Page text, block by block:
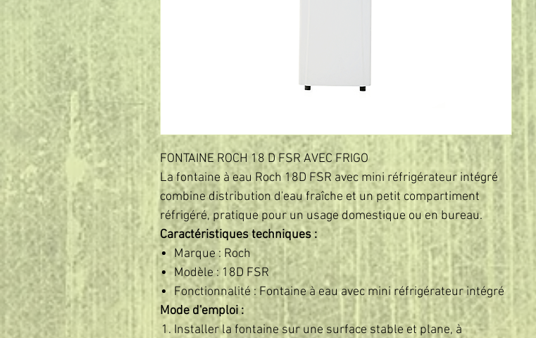
FONTAINE ROCH 18 D FSR AVEC FRIGO
La fontaine à eau Roch 18D FSR avec mini réfrigérateur intégré
combine distribution d'eau fraîche et un petit compartiment
réfrigéré, pratique pour un usage domestique ou en bureau.
Caractéristiques techniques :
Marque : Roch
Modèle : 18D FSR
Fonctionnalité : Fontaine à eau avec mini réfrigérateur intégré
Mode d'emploi :
Installer la fontaine sur une surface stable et plane, à